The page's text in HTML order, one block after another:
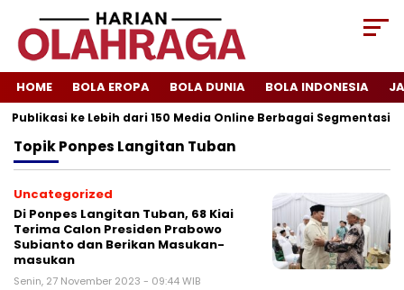
HOME BOLA EROPA BOLA DUNIA BOLA INDONESIA
ke Lebih dari 150 Media Online Berbagai Segmentasi
TopikPonpes Langitan Tuban
Uncategorized
Di Ponpes Langitan Tuban, 68 Kiai
Terima Calon Presiden Prabowo
Subianto dan Berikan Masukan-
masukan
Senin, 27 November 2023 - 09:44 WIB